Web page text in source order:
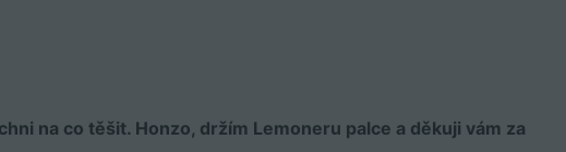
na co těšit. Honzo, držím Lemoneru palce a děkuji vám za